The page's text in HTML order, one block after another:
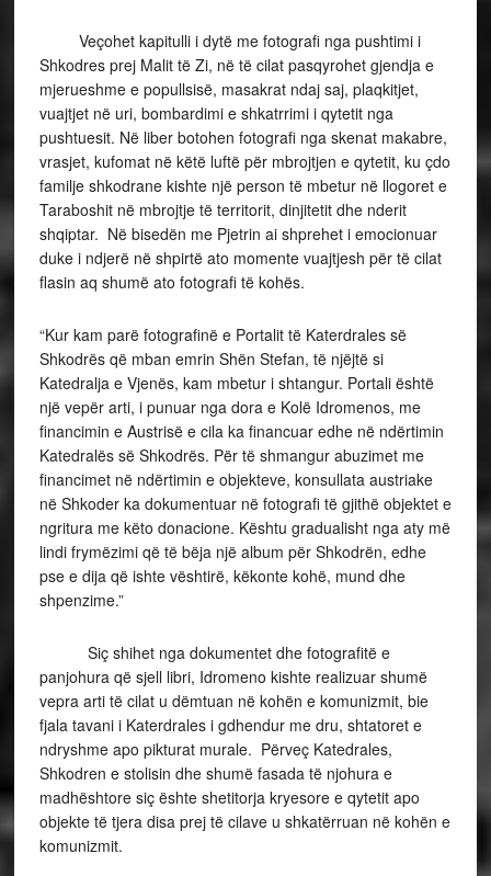
Veçohet kapitulli i dytë me fotografi nga pushtimi i
Shkodres prej Malit të Zi, në të cilat pasqyrohet gjendja e
mjerueshme e popullsisë, masakrat ndaj saj, plaqkitjet,
vuajtjet në uri, bombardimi e shkatrrimi i qytetit nga
pushtuesit. Në liber botohen fotografi nga skenat makabre,
vrasjet, kufomat në këtë luftë për mbrojtjen e qytetit, ku çdo
familje shkodrane kishte një person të mbetur në llogoret e
Taraboshit në mbrojtje të territorit, dinjitetit dhe nderit
shqiptar. Në bisedën me Pjetrin ai shprehet i emocionuar
duke i ndjerë në shpirtë ato momente vuajtjesh për të cilat
flasin aq shumë ato fotografi të kohës.
“Kur kam parë fotografinë e Portalit të Katerdrales së
Shkodrës që mban emrin Shën Stefan, të njëjtë si
Katedralja e Vjenës, kam mbetur i shtangur. Portali është
një vepër arti, i punuar nga dora e Kolë Idromenos, me
financimin e Austrisë e cila ka financuar edhe në ndërtimin
Katedralës së Shkodrës. Për të shmangur abuzimet me
financimet në ndërtimin e objekteve, konsullata austriake
në Shkoder ka dokumentuar në fotografi të gjithë objektet e
ngritura me këto donacione. Kështu gradualisht nga aty më
lindi frymëzimi që të bëja një album për Shkodrën, edhe
pse e dija që ishte vështirë, këkonte kohë, mund dhe
shpenzime.”
Siç shihet nga dokumentet dhe fotografitë e
panjohura që sjell libri, Idromeno kishte realizuar shumë
vepra arti të cilat u dëmtuan në kohën e komunizmit, bie
fjala tavani i Katerdrales i gdhendur me dru, shtatoret e
ndryshme apo pikturat murale. Përveç Katedrales,
Shkodren e stolisin dhe shumë fasada të njohura e
madhështore siç ështe shetitorja kryesore e qytetit apo
objekte të tjera disa prej të cilave u shkatërruan në kohën e
komunizmit.